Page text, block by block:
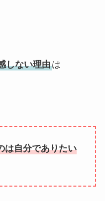
しない理由は
は自分でありたい